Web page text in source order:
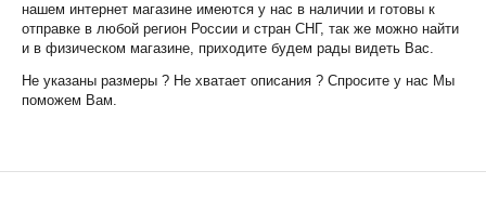
нашем интернет магазине имеются у нас в наличии и готовы к
отправке в любой регион России и стран СНГ, так же можно найти
и в физическом магазине, приходите будем рады видеть Вас.
Не указаны размеры ? Не хватает описания ? Спросите у нас Мы
поможем Вам.